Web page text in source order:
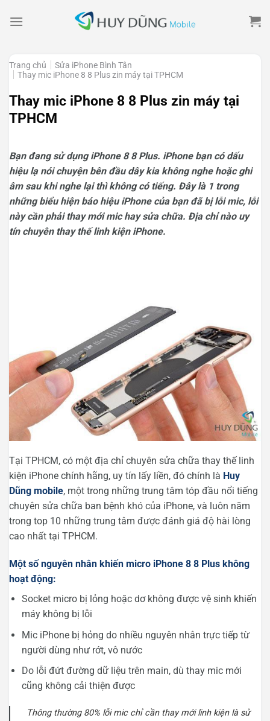
Trang chủ
Sửa iPhone Bình Tân
Thay mic iPhone 8 8 Plus zin máy tại TPHCM
Thay mic iPhone 8 8 Plus zin máy tại
TPHCM
Bạn đang sử dụng iPhone 8 8 Plus. iPhone bạn có dấu
hiệu lạ nói chuyện bên đầu dây kia không nghe hoặc ghi
âm sau khi nghe lại thì không có tiếng. Đây là 1 trong
những biểu hiện báo hiệu iPhone của bạn đã bị lỗi mic, lỗi
này cần phải thay mới mic hay sửa chữa. Địa chỉ nào uy
tín chuyên thay thế linh kiện iPhone.
Tại TPHCM, có một địa chỉ chuyên sửa chữa thay thế linh
kiện iPhone chính hãng, uy tín lấy liền, đó chính là Huy
Dũng mobile, một trong những trung tâm tóp đầu nổi tiếng
chuyên sửa chữa ban bệnh khó của iPhone, và luôn năm
trong top 10 những trung tâm được đánh giá độ hài lòng
cao nhất tại TPHCM.
Một số nguyên nhân khiến micro iPhone 8 8 Plus không
hoạt động:
Socket micro bị lỏng hoặc dơ không được vệ sinh khiến
máy không bị lỗi
Mic iPhone bị hỏng do nhiều nguyên nhân trực tiếp từ
người dùng như rớt, vô nước
Do lỗi đứt đường dữ liệu trên main, dù thay mic mới
cũng không cải thiện được
Thông thường 80% lỗi mic chỉ cần thay mới linh kiện là sử